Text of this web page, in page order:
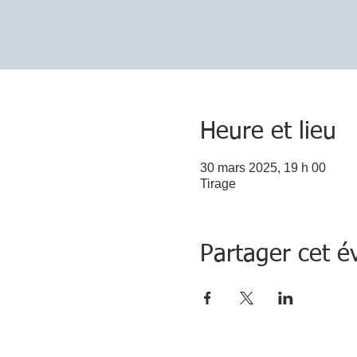
Heure et lieu
30 mars 2025, 19 h 00
Tirage
Partager cet